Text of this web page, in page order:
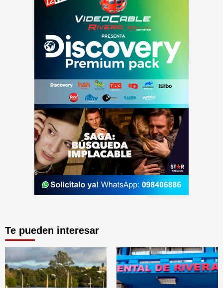
Te pueden interesar